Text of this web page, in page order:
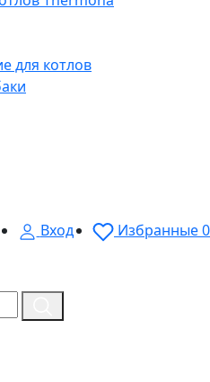
для котлов
Вход Избранные0